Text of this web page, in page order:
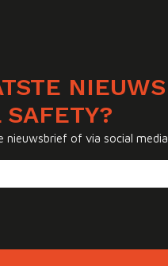
NIEUWS
nieuwsbrief of via social media.